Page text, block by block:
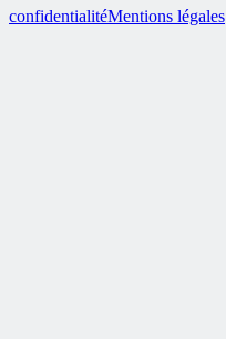
confidentialitéMentions légales